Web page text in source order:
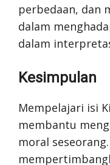
perbedaan, dan
dalam
dalam
Kesimpulan
Mempelajari isi
membantu
moral